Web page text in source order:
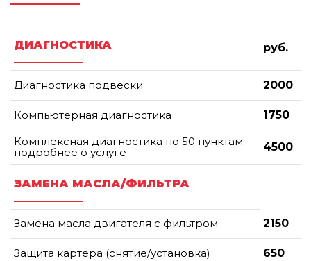
ДИАГНОСТИКА руб.
Диагностика подвески 2000
Компьютерная диагностика
1750
Комплексная диагностика по 50 пунктам
подробнее о услуге
4500
ЗАМЕНА МАСЛА/ФИЛЬТРА
Замена масла двигателя с фильтром 2150
Защита картера (снятие/установка) 650